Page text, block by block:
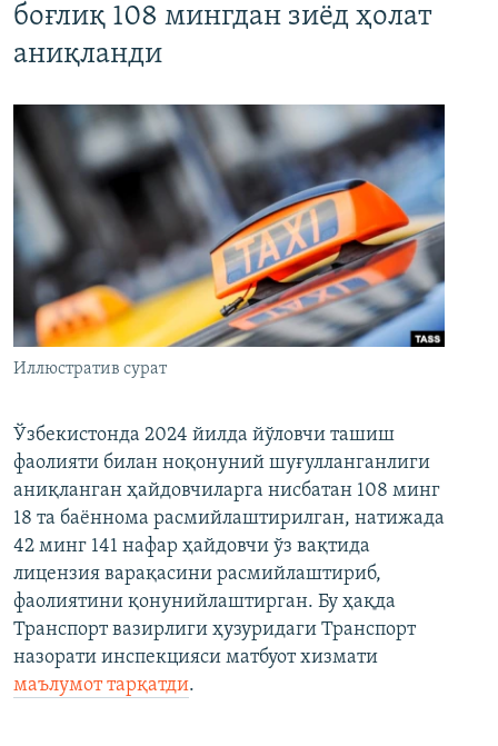
боғлиқ 108 мингдан зиёд ҳолат
аниқланди
Иллюстратив сурат
Ўзбекистонда 2024 йилда йўловчи ташиш
фаолияти билан ноқонуний шуғулланганлиги
аниқланган ҳайдовчиларга нисбатан 108 минг
18 та баённома расмийлаштирилган, натижада
42 минг 141 нафар ҳайдовчи ўз вақтида
лицензия варақасини расмийлаштириб,
фаолиятини қонунийлаштирган. Бу ҳақда
Транспорт вазирлиги ҳузуридаги Транспорт
назорати инспекцияси матбуот хизмати
маълумот тарқатди.